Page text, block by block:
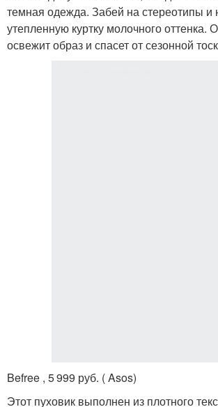
темная одежда. Забей на стереотипы и
утепленную куртку молочного оттенка.
освежит образ и спасет от сезонной
Befree , 5 999 руб. ( Asos)
Этот пуховик выполнен из плотного